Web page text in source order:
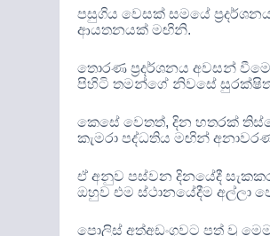
පසුගිය වෙසක් සමයේ
ආයතනයක් මඟිනි.
තොරණ ප්‍රදර්ශනය අවසන්
පිහිටි තමන්ගේ නිවසේ
කෙසේ වෙතත්,දින හතරක්
කැමරා පද්ධතිය මඟින්
ඒ අනුව පස්වන දිනයේදී
ඔහුව එම ස්ථානයේදීම අල්ලා
පොලිස් අත්අඩංගුවට පත් වූ